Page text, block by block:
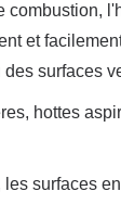
et
surfaces
hottes
surfaces